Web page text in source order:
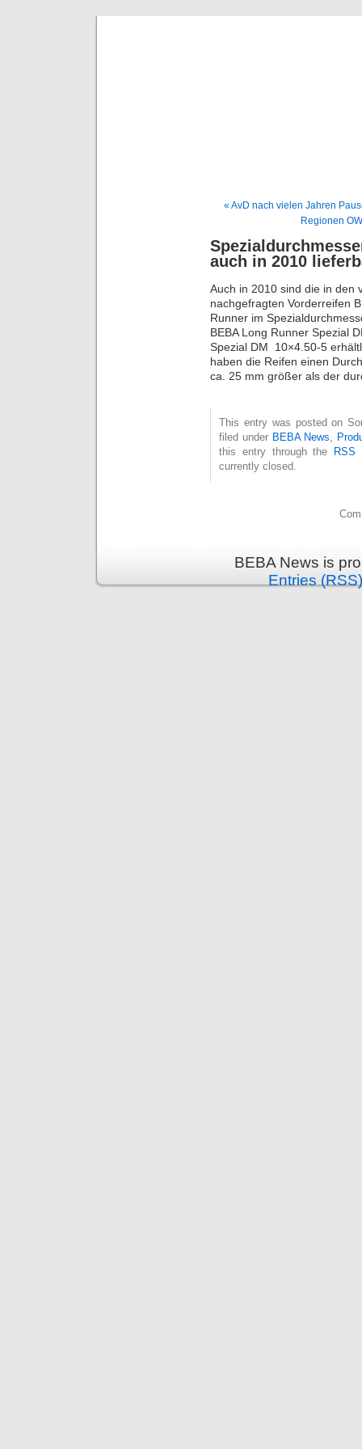
« AvD nach vielen Jahren
Regionen
auch in 2010
Auch in 2010 sind die in den
nachgefragten Vorderreifen
Runner im
BEBA Long Runner Spezial
Spezial DM 10×4.50-5
haben die Reifen einen
ca. 25 mm größer als der
This entry was posted on
filed under BEBA News,
this entry through the
RSS
currently closed.
BEBA News is
Entries (RSS)